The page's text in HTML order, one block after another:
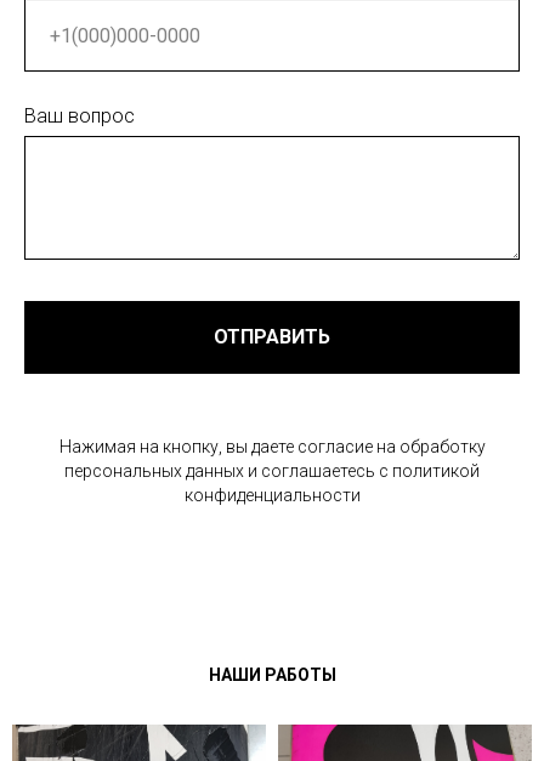
Ваш вопрос
ОТПРАВИТЬ
Нажимая на кнопку, вы даете согласие на обработку
персональных данных и соглашаетесь c политикой
конфиденциальности
НАШИ РАБОТЫ